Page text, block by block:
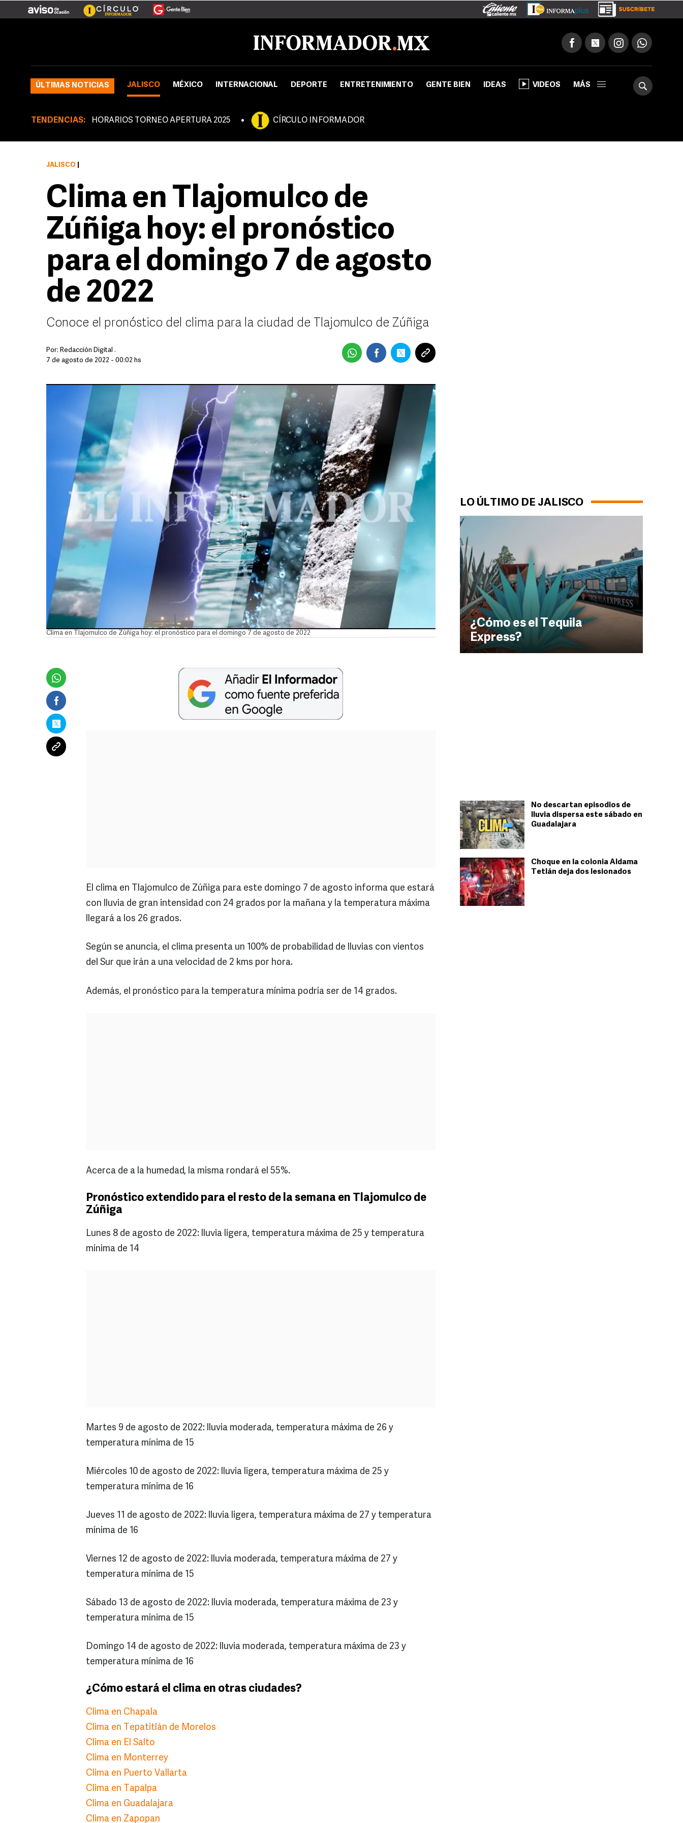
ÚLTIMAS NOTICIAS JALISCO MÉXICO INTERNACIONAL DEPORTE ENTRETENIMIENTO GENTE BIEN IDEAS VIDEOS MÁS
TENDENCIAS: HORARIOS TORNEO APERTURA 2025 CÍRCULO INFORMADOR
LO ÚLTIMO DE JALISCO
¿Cómo es el Tequila
Express?
No descartan episodios de
lluvia dispersa este sábado en
Guadalajara
Choque en la colonia Aldama
Tetlán deja dos lesionados
JALISCO
Clima en Tlajomulco de
Zúñiga hoy: el pronóstico
para el domingo 7 de agosto
de 2022
Conoce el pronóstico del clima para la ciudad de Tlajomulco de Zúñiga
Por: Redacción Digital .
7 de agosto de 2022 - 00:02 hs
Clima en Tlajomulco de Zúñiga hoy: el pronóstico para el domingo 7 de agosto de 2022
El clima en Tlajomulco de Zúñiga para este domingo 7 de agosto informa que estará
con lluvia de gran intensidad con 24 grados por la mañana y la temperatura máxima
llegará a los 26 grados.
Según se anuncia, el clima presenta un 100% de probabilidad de lluvias con vientos
del Sur que irán a una velocidad de 2 kms por hora.
Además, el pronóstico para la temperatura mínima podría ser de 14 grados.
Acerca de a la humedad, la misma rondará el 55%.
Pronóstico extendido para el resto de la semana en Tlajomulco de
Zúñiga
Lunes 8 de agosto de 2022: lluvia ligera, temperatura máxima de 25 y temperatura
mínima de 14
Martes 9 de agosto de 2022: lluvia moderada, temperatura máxima de 26 y
temperatura mínima de 15
Miércoles 10 de agosto de 2022: lluvia ligera, temperatura máxima de 25 y
temperatura mínima de 16
Jueves 11 de agosto de 2022: lluvia ligera, temperatura máxima de 27 y temperatura
mínima de 16
Viernes 12 de agosto de 2022: lluvia moderada, temperatura máxima de 27 y
temperatura mínima de 15
Sábado 13 de agosto de 2022: lluvia moderada, temperatura máxima de 23 y
temperatura mínima de 15
Domingo 14 de agosto de 2022: lluvia moderada, temperatura máxima de 23 y
temperatura mínima de 16
¿Cómo estará el clima en otras ciudades?
Clima en Chapala
Clima en Tepatitlán de Morelos
Clima en El Salto
Clima en Monterrey
Clima en Puerto Vallarta
Clima en Tapalpa
Clima en Guadalajara
Clima en Zapopan